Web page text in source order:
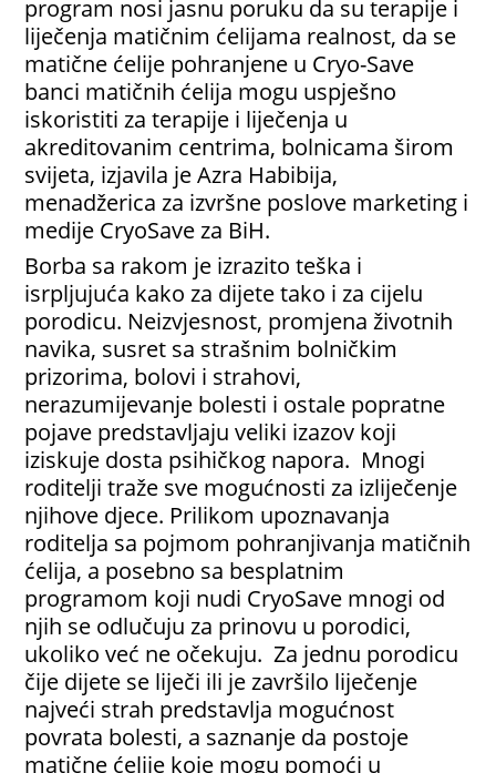
program nosi jasnu poruku da su terapije i
liječenja matičnim ćelijama realnost, da se
matične ćelije pohranjene u Cryo-Save
banci matičnih ćelija mogu uspješno
iskoristiti za terapije i liječenja u
akreditovanim centrima, bolnicama širom
svijeta, izjavila je Azra Habibija,
menadžerica za izvršne poslove marketing i
medije CryoSave za BiH.
Borba sa rakom je izrazito teška i
isrpljujuća kako za dijete tako i za cijelu
porodicu. Neizvjesnost, promjena životnih
navika, susret sa strašnim bolničkim
prizorima, bolovi i strahovi,
nerazumijevanje bolesti i ostale popratne
pojave predstavljaju veliki izazov koji
iziskuje dosta psihičkog napora. Mnogi
roditelji traže sve mogućnosti za izliječenje
njihove djece. Prilikom upoznavanja
roditelja sa pojmom pohranjivanja matičnih
ćelija, a posebno sa besplatnim
programom koji nudi CryoSave mnogi od
njih se odlučuju za prinovu u porodici,
ukoliko već ne očekuju. Za jednu porodicu
čije dijete se liječi ili je završilo liječenje
najveći strah predstavlja mogućnost
povrata bolesti, a saznanje da postoje
matične ćelije koje mogu pomoći u